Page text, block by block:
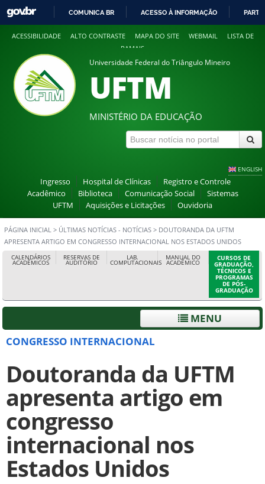
COMUNICA BR ACESSO À INFORMAÇÃO
ACESSIBILIDADE ALTO CONTRASTE MAPA DO SITE WEBMAIL
LISTA DE
RAMAIS
Universidade Federal do Triângulo Mineiro
UFTM
MINISTÉRIO DA EDUCAÇÃO
ENGLISH
Ingresso Hospital de Clínicas
Registro e Controle
Acadêmico
Biblioteca Comunicação Social
Sistemas
UFTM
Aquisições e Licitações Ouvidoria
PÁGINA INICIAL > ÚLTIMAS NOTÍCIAS - NOTÍCIAS > DOUTORANDA DA UFTM
APRESENTA ARTIGO EM CONGRESSO INTERNACIONAL NOS ESTADOS UNIDOS
CALENDÁRIOS
ACADÊMICOS
RESERVAS DE
AUDITÓRIO
LAB.
COMPUTACIONAIS
MANUAL DO
ACADÊMICO
CURSOS DE
GRADUAÇÃO,
TÉCNICOS E
PROGRAMAS
DE PÓS-
GRADUAÇÃO
MENU
CONGRESSO INTERNACIONAL
Doutoranda da UFTM
apresenta artigo em
congresso
internacional nos
Estados Unidos